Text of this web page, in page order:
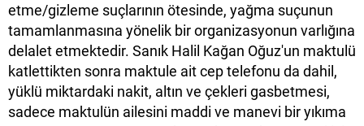
etme/gizleme suçlarının ötesinde, yağma suçunun
tamamlanmasına yönelik bir organizasyonun varlığına
delalet etmektedir. Sanık Halil Kağan Oğuz'un maktulü
katlettikten sonra maktule ait cep telefonu da dahil,
yüklü miktardaki nakit, altın ve çekleri gasbetmesi,
sadece maktulün ailesini maddi ve manevi bir yıkıma